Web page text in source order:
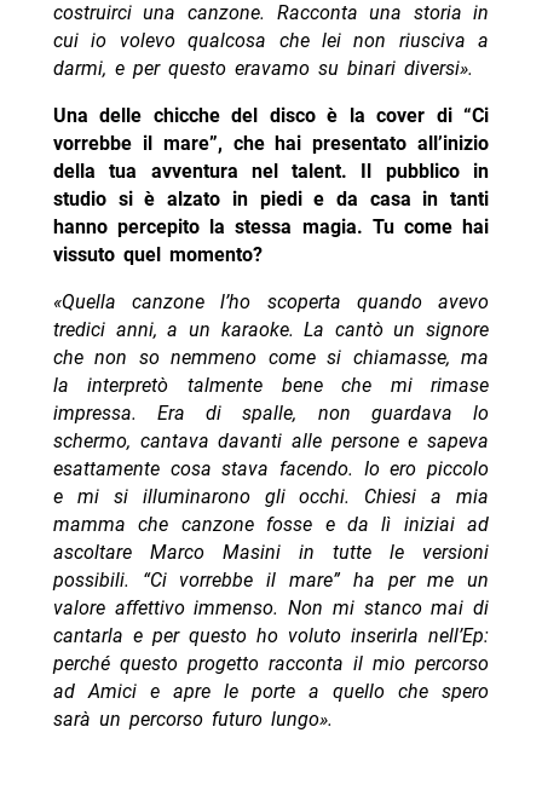
costruirci una canzone. Racconta una storia in
cui io volevo qualcosa che lei non riusciva a
darmi, e per questo eravamo su binari diversi».
Una delle chicche del disco è la cover di “Ci
vorrebbe il mare”, che hai presentato all’inizio
della tua avventura nel talent. Il pubblico in
studio si è alzato in piedi e da casa in tanti
hanno percepito la stessa magia. Tu come hai
vissuto quel momento?
«Quella canzone l’ho scoperta quando avevo
tredici anni, a un karaoke. La cantò un signore
che non so nemmeno come si chiamasse, ma
la interpretò talmente bene che mi rimase
impressa. Era di spalle, non guardava lo
schermo, cantava davanti alle persone e sapeva
esattamente cosa stava facendo. Io ero piccolo
e mi si illuminarono gli occhi. Chiesi a mia
mamma che canzone fosse e da lì iniziai ad
ascoltare Marco Masini in tutte le versioni
possibili. “Ci vorrebbe il mare” ha per me un
valore affettivo immenso. Non mi stanco mai di
cantarla e per questo ho voluto inserirla nell’Ep:
perché questo progetto racconta il mio percorso
ad Amici e apre le porte a quello che spero
sarà un percorso futuro lungo».